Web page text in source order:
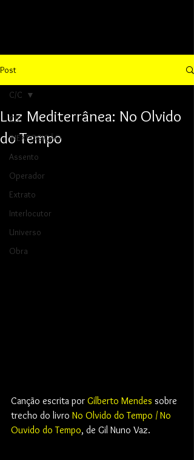
Post
C/C
INEXPOSIÇÃO
Assento
Operador
Extrato
Interlocutor
Universo
Obra
C/C
Luz Mediterrânea: No Olvido
do Tempo
Canção escrita por Gilberto Mendes sobre
trecho do livro No Olvido do Tempo / No
Ouvido do Tempo, de Gil Nuno Vaz.